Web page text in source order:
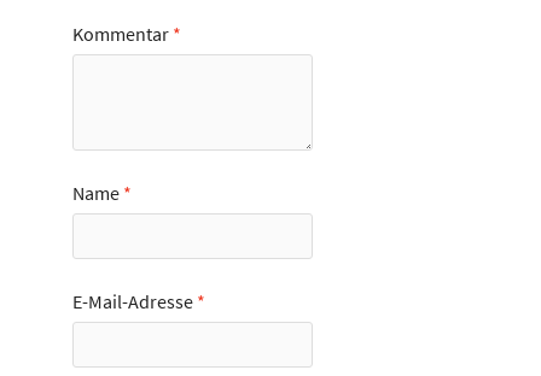
Kommentar *
Name *
E-Mail-Adresse *